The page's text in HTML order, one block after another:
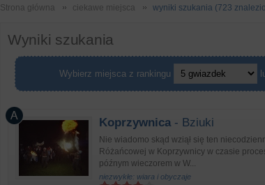
Strona główna ciekawe miejsca wyniki szukania (723
Wyniki szukania
Wybierz miejsca z rankingu
Koprzywnica- Bziuki
Nie wiadomo skąd wziął się ten
Różańcowej w Koprzywnicy w czasie
późnym wieczorem w W...
niezwykłe: wiara i obyczaje